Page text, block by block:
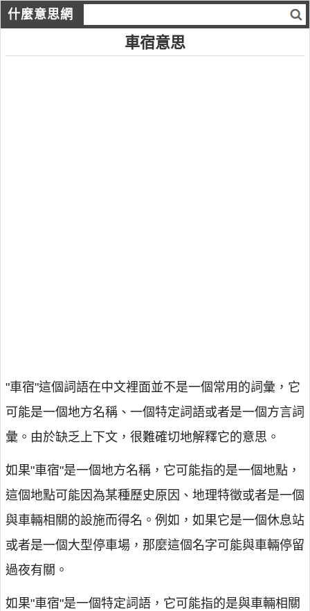
什麼意思網
車宿意思
"車宿"這個詞語在中文裡面並不是一個常用的詞彙，它
可能是一個地方名稱、一個特定詞語或者是一個方言詞
彙。由於缺乏上下文，很難確切地解釋它的意思。
如果"車宿"是一個地方名稱，它可能指的是一個地點，
這個地點可能因為某種歷史原因、地理特徵或者是一個
與車輛相關的設施而得名。例如，如果它是一個休息站
或者是一個大型停車場，那麼這個名字可能與車輛停留
過夜有關。
如果"車宿"是一個特定詞語，它可能指的是與車輛相關